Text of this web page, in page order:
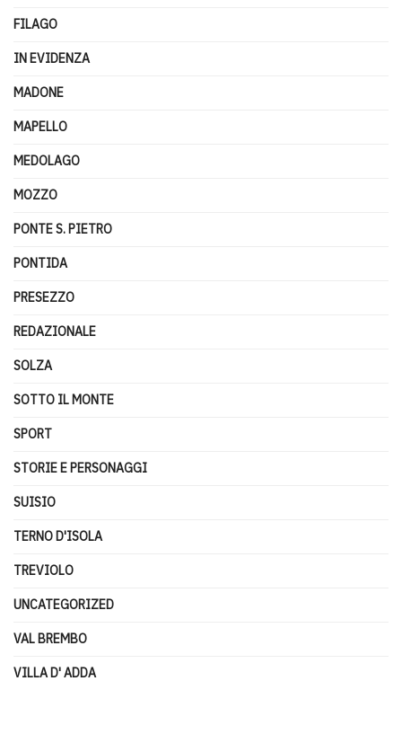
FILAGO
IN EVIDENZA
MADONE
MAPELLO
MEDOLAGO
MOZZO
PONTE S. PIETRO
PONTIDA
PRESEZZO
REDAZIONALE
SOLZA
SOTTO IL MONTE
SPORT
STORIE E PERSONAGGI
SUISIO
TERNO D'ISOLA
TREVIOLO
UNCATEGORIZED
VAL BREMBO
VILLA D' ADDA